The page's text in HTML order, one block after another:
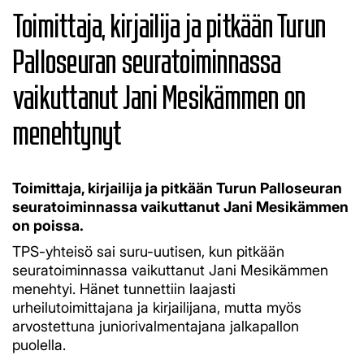
Toimittaja, kirjailija ja pitkään Turun
Palloseuran seuratoiminnassa
vaikuttanut Jani Mesikämmen on
menehtynyt
Toimittaja, kirjailija ja pitkään Turun Palloseuran
seuratoiminnassa vaikuttanut Jani Mesikämmen
on poissa.
TPS-yhteisö sai suru-uutisen, kun pitkään
seuratoiminnassa vaikuttanut Jani Mesikämmen
menehtyi. Hänet tunnettiin laajasti
urheilutoimittajana ja kirjailijana, mutta myös
arvostettuna juniorivalmentajana jalkapallon
puolella.